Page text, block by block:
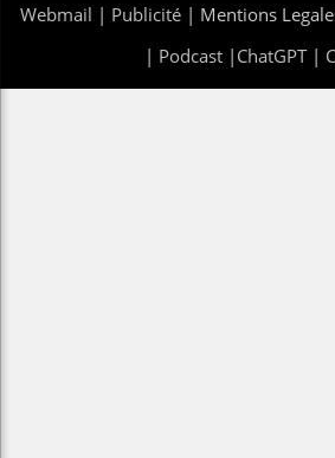
Webmail | Publicité | Mentions
| Podcast| ChatGPT|